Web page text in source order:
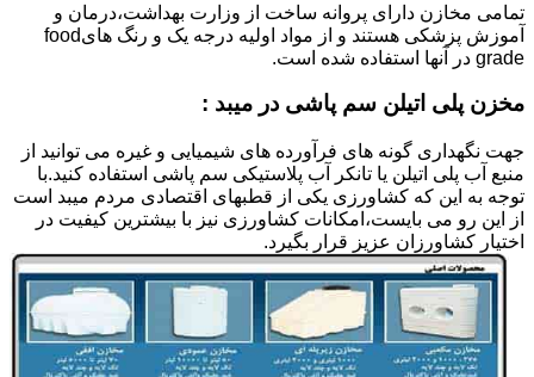
تمامی مخازن دارای پروانه ساخت از وزارت بهداشت،درمان و
آموزش پزشکی هستند و از مواد اولیه درجه یک و رنگ هایfood
grade در آنها استفاده شده است.
مخزن پلی اتیلن سم پاشی در میبد :
جهت نگهداری گونه های فرآورده های شیمیایی و غیره می توانید از
منبع آب پلی اتیلن یا تانکر آب پلاستیکی سم پاشی استفاده کنید.با
توجه به این که کشاورزی یکی از قطبهای اقتصادی مردم میبد است
از این رو می بایست،امکانات کشاورزی نیز با بیشترین کیفیت در
اختیار کشاورزان عزیز قرار بگیرد.